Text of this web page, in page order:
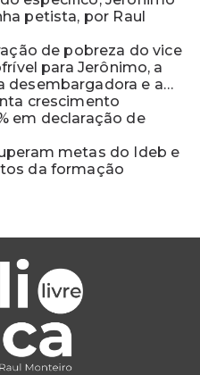
petista, por Raul
de pobreza do vice
para Jerônimo, a
desembargadora e a
MP baiano
crescimento
em declaração de
metas do Ideb e
da formação